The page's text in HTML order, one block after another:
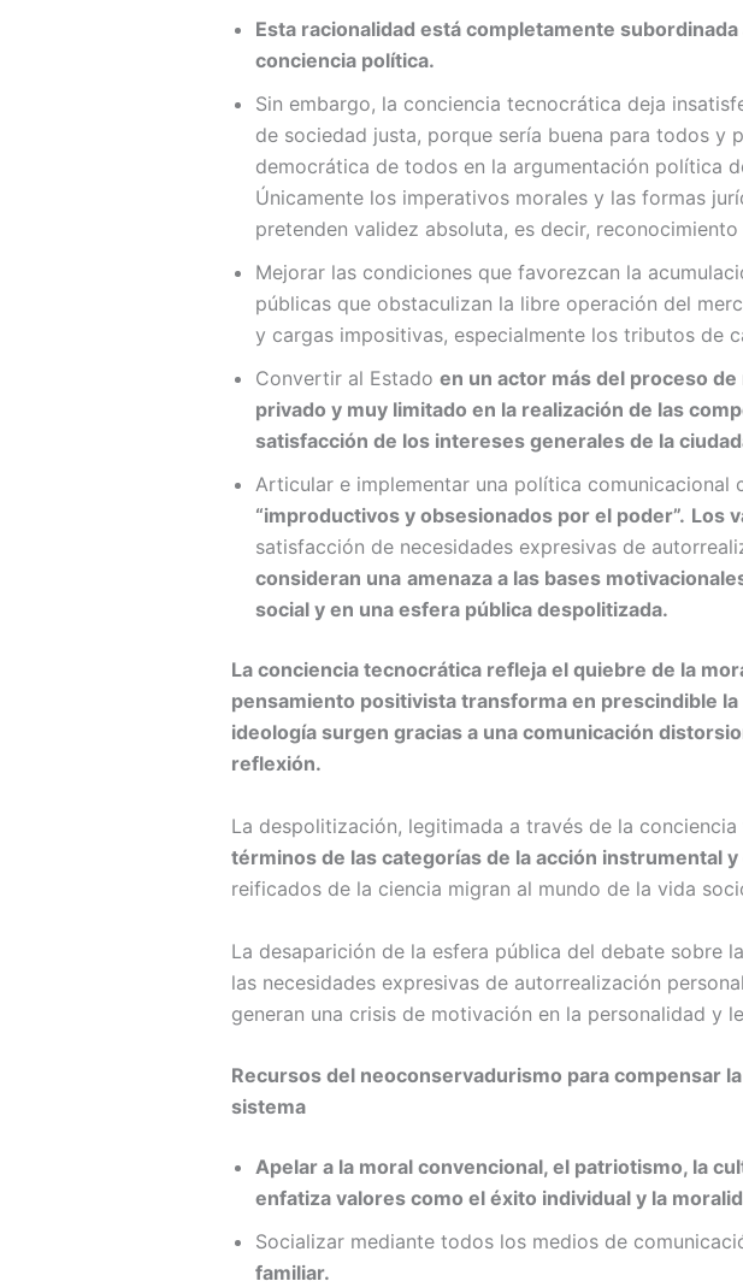
Esta racionalidad está completamente
conciencia política.
Sin embargo, la conciencia tecnocrática deja
de sociedad justa, porque sería buena para todos
democrática de todos en la argumentación política
Únicamente los imperativos morales y las formas
pretenden validez absoluta, es decir, reconocimiento
Mejorar las condiciones que favorezcan la
públicas que obstaculizan la libre operación del
y cargas impositivas, especialmente los tributos de
Convertir al Estado en un actor más del proceso
privado y muy limitado en la realización de las
satisfacción de los intereses generales de la
Articular e implementar una política comunicacional
“improductivos y obsesionados por el poder”. Los
satisfacción de necesidades expresivas de
consideran una amenaza a las bases
social y en una esfera pública despolitizada.
La conciencia tecnocrática refleja el quiebre de la
pensamiento positivista transforma en prescindible
ideología surgen gracias a una comunicación
reflexión.
La despolitización, legitimada a través de la
términos de las categorías de la acción instrumental
reificados de la ciencia migran al mundo de la vida
La desaparición de la esfera pública del debate sobre
las necesidades expresivas de autorrealización
generan una crisis de motivación en la personalidad y
Recursos del neoconservadurismo para compensar
sistema
Apelar a la moral convencional, el patriotismo, la
enfatiza valores como el éxito individual y la
Socializar mediante todos los medios de
familiar.